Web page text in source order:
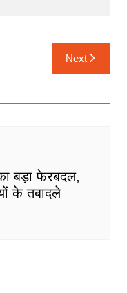
Next
बड़ा फेरबदल,
के तबादले